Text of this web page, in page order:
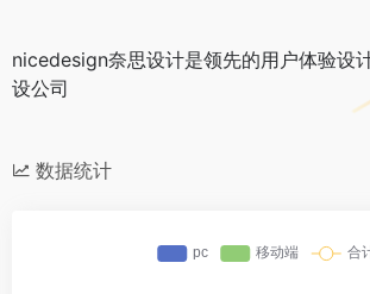
nicedesign奈思设计是领先的用户体验设
设公司
数据统计